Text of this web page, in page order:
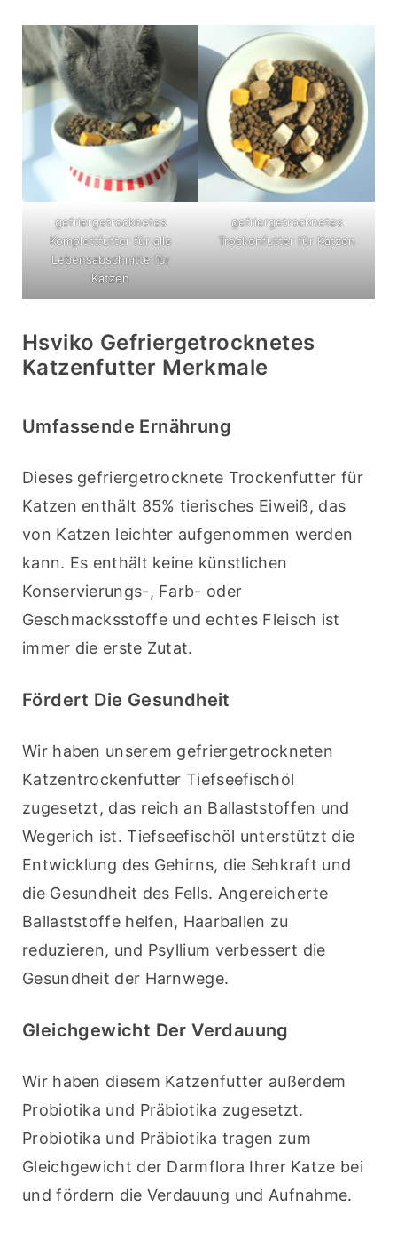
gefriergetrocknetes
Komplettfutter für alle
Lebensabschnitte für
Katzen
gefriergetrocknetes
Trockenfutter für Katzen
Hsviko Gefriergetrocknetes
Katzenfutter Merkmale
Umfassende Ernährung
Dieses gefriergetrocknete Trockenfutter für
Katzen enthält 85% tierisches Eiweiß, das
von Katzen leichter aufgenommen werden
kann. Es enthält keine künstlichen
Konservierungs-, Farb- oder
Geschmacksstoffe und echtes Fleisch ist
immer die erste Zutat.
Fördert Die Gesundheit
Wir haben unserem gefriergetrockneten
Katzentrockenfutter Tiefseefischöl
zugesetzt, das reich an Ballaststoffen und
Wegerich ist. Tiefseefischöl unterstützt die
Entwicklung des Gehirns, die Sehkraft und
die Gesundheit des Fells. Angereicherte
Ballaststoffe helfen, Haarballen zu
reduzieren, und Psyllium verbessert die
Gesundheit der Harnwege.
Gleichgewicht Der Verdauung
Wir haben diesem Katzenfutter außerdem
Probiotika und Präbiotika zugesetzt.
Probiotika und Präbiotika tragen zum
Gleichgewicht der Darmflora Ihrer Katze bei
und fördern die Verdauung und Aufnahme.